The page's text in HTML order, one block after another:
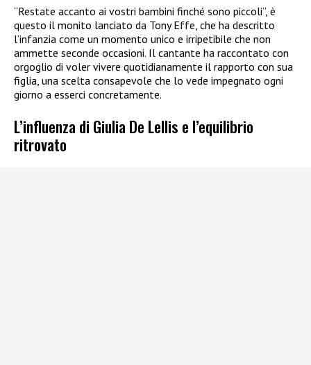
“Restate accanto ai vostri bambini finché sono piccoli”, è
questo il monito lanciato da Tony Effe, che ha descritto
l’infanzia come un momento unico e irripetibile che non
ammette seconde occasioni. Il cantante ha raccontato con
orgoglio di voler vivere quotidianamente il rapporto con sua
figlia, una scelta consapevole che lo vede impegnato ogni
giorno a esserci concretamente.
L’influenza di Giulia De Lellis e l’equilibrio
ritrovato